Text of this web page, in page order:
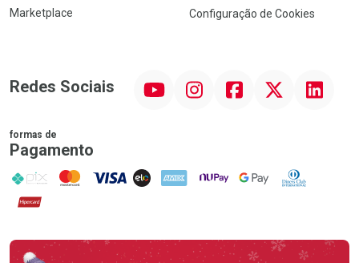
Marketplace
Configuração de Cookies
Redes Sociais InstagramFacebook Linkedin
formas de
Pagamento
PIX MasterCard
VISA ELO AMEX NuPay Google PayDiners Club
Hipercard
Promoção em Destaque